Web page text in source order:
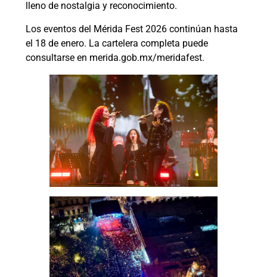
lleno de nostalgia y reconocimiento.
Los eventos del Mérida Fest 2026 continúan hasta
el 18 de enero. La cartelera completa puede
consultarse en merida.gob.mx/meridafest.